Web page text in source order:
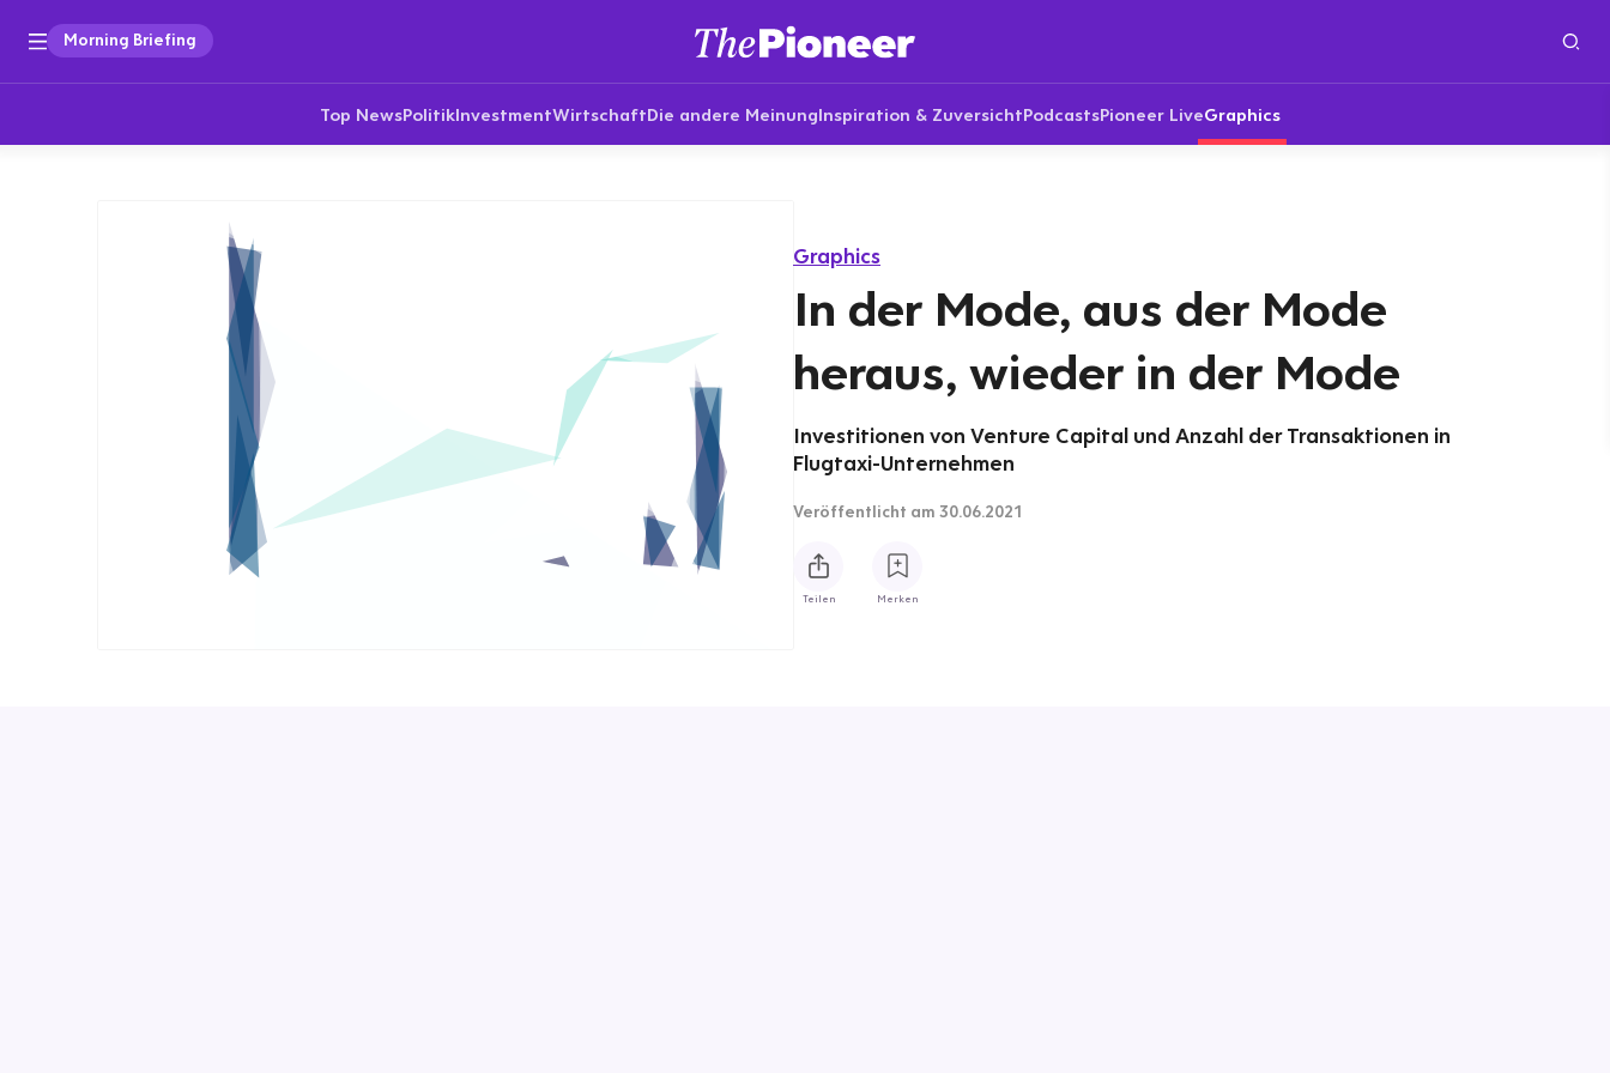
Morning Briefing
Top NewsPolitikInvestmentWirtschaftDie andere MeinungInspiration & ZuversichtPodcastsPioneer LiveGraphics
Graphics
In der Mode, aus der Mode
heraus, wieder in der Mode
Investitionen von Venture Capital und Anzahl der Transaktionen in
Flugtaxi-Unternehmen
Veröffentlicht am 30.06.2021
Teilen Merken